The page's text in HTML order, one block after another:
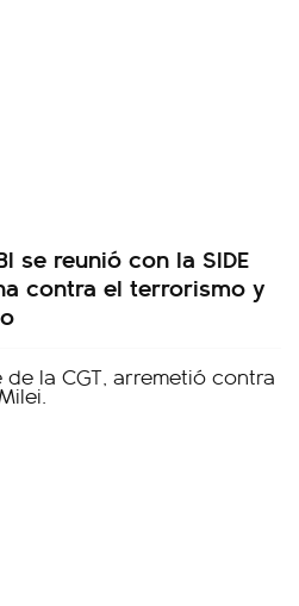
se reunió con la SIDE
contra el terrorismo y